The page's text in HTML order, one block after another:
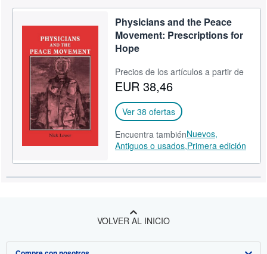
Physicians and the Peace
Movement: Prescriptions for
Hope
Precios de los artículos a partir de
EUR 38,46
Ver 38 ofertas
Encuentra tambiénNuevos,
Antiguos o usados,Primera edición
VOLVER AL INICIO